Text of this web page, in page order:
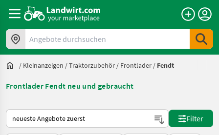
Angebote durchsuchen
/ Kleinanzeigen /Traktorzubehör / Frontlader / Fendt
Frontlader Fendt neu und gebraucht
So wird auf Landwirt.com sortiert
Filter